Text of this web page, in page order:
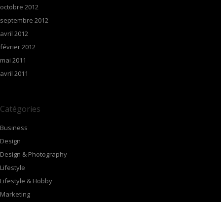
octobre 2012
septembre 2012
avril 2012
février 2012
mai 2011
avril 2011
Catégories
Business
Design
Design & Photography
Lifestyle
Lifestyle & Hobby
Marketing